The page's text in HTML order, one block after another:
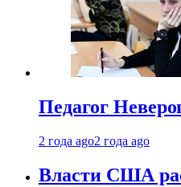
Педагог
2 года ago2 года ago
Власти США